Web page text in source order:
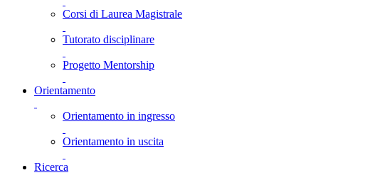
Corsi di Laurea Magistrale
Tutorato disciplinare
Progetto Mentorship
Orientamento
Orientamento in ingresso
Orientamento in uscita
Ricerca